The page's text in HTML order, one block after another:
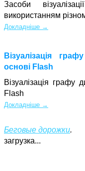
Засоби
використанням
Докладніше →
Візуалізація
основі Flash
Візуалізація графу
Flash
Докладніше →
Беговые дорожки.
загрузка...